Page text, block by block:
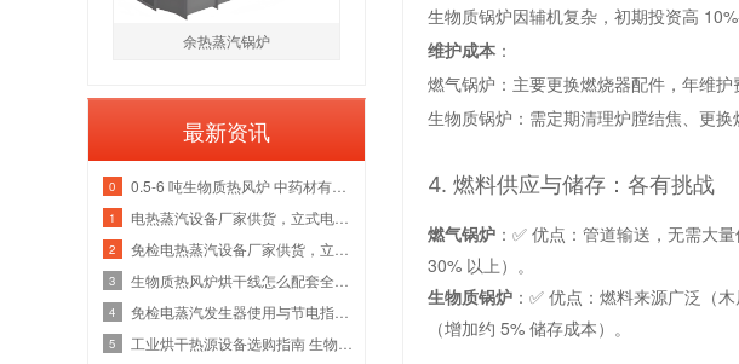
生物质锅炉因辅机复杂，初期投资高
维护成本 ：
燃气锅炉：主要更换燃烧器配件，年维
生物质锅炉：需定期清理炉膛结焦、更
4. 燃料供应与储存：各有挑战
燃气锅炉 ：✅ 优点：管道输送，无需大
30% 以上）。
生物质锅炉 ：✅ 优点：燃料来源广泛（
（增加约 5% 储存成本）。
余热蒸汽锅炉
最新资讯
0
1
2
3
4
5